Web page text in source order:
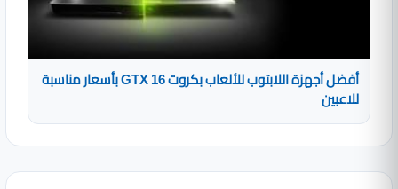
أفضل أجهزة اللابتوب للألعاب بكروت GTX 16 بأسعار مناسبة
للاعبين